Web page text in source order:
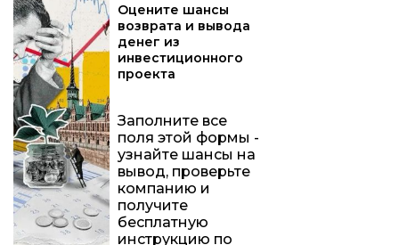
Оцените шансы
возврата и вывода
денег из
инвестиционного
проекта
Заполните все
поля этой формы -
узнайте шансы на
вывод, проверьте
компанию и
получите
бесплатную
инструкцию по